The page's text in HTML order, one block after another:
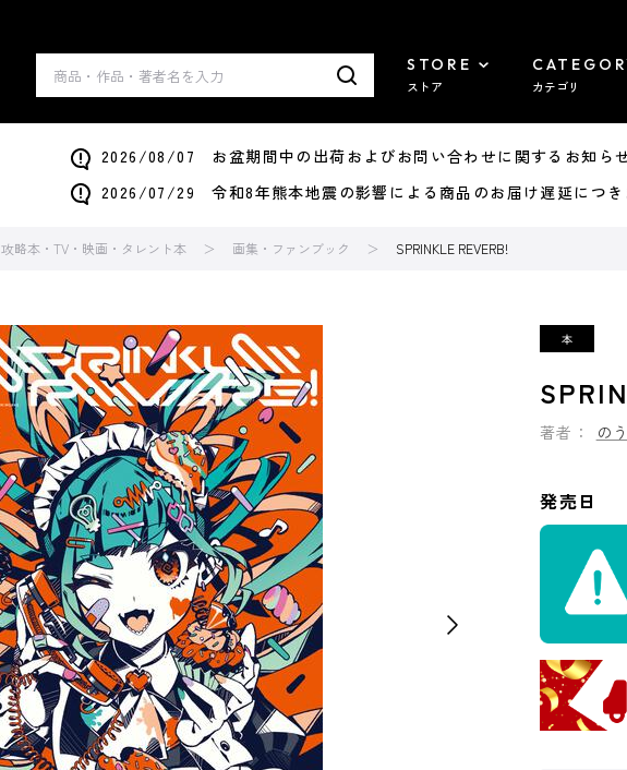
STORE
ストア カテゴリ
2026/08/07 お盆期間中の出荷およびお問い合わせに関するお知ら
2026/07/29 令和8年熊本地震の影響による商品のお届け遅延につき
攻略本・TV・映画・タレント本 画集・ファンブック SPRINKLE REVERB!
著者： のう
発売日